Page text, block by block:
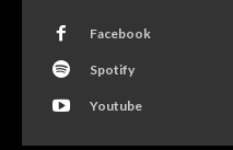
Facebook
Spotify
Youtube